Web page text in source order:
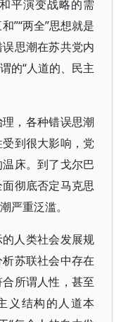
平演变战略的需
”“两全”思想就是
思潮在苏共党内
的“人道的、民主
，各种错误思潮
到很大影响，党
床。到了戈尔巴
彻底否定马克思
严重泛滥。
人类社会发展规
苏联社会中存在
所谓人性，甚至
义结构的人道本